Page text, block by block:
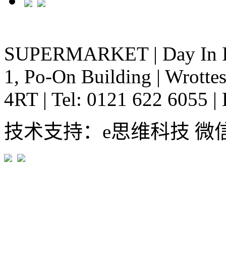
SUPERMARKET | Day In
1, Po-On Building |
4RT | Tel: 0121 622 6055 |
技术支持：e思维科技 微